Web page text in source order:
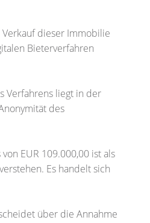
Verkauf dieser Immobilie
Bieterverfahren
Verfahrens liegt in der
des
EUR 109.000,00 ist als
Es handelt sich
über die Annahme